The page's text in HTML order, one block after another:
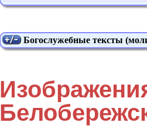
Богослужебные тексты